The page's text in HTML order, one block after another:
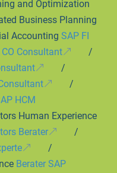
and Optimization
Business Planning
Accounting SAP FI
CO Consultant
/
/
/
HCM
Human Experience
Berater
/
/
Berater SAP